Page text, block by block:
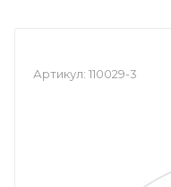
Артикул: 110029-3